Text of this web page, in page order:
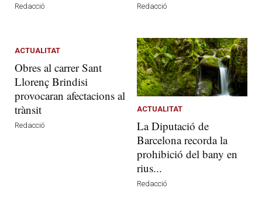
Redacció Redacció
ACTUALITAT
Obres al carrer Sant
Llorenç Brindisi
provocaran afectacions al
trànsit
Redacció
ACTUALITAT
La Diputació de
Barcelona recorda la
prohibició del bany en
rius...
Redacció